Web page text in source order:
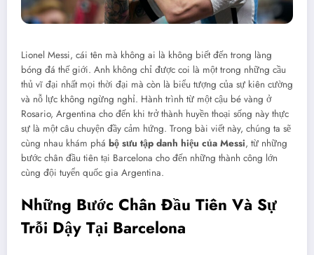
Lionel Messi, cái tên mà không ai là không biết đến trong làng
bóng đá thế giới. Anh không chỉ được coi là một trong những cầu
thủ vĩ đại nhất mọi thời đại mà còn là biểu tượng của sự kiên cường
và nỗ lực không ngừng nghỉ. Hành trình từ một cậu bé vàng ở
Rosario, Argentina cho đến khi trở thành huyền thoại sống này thực
sự là một câu chuyện đầy cảm hứng. Trong bài viết này, chúng ta sẽ
cùng nhau khám phá bộ sưu tập danh hiệu của Messi, từ những
bước chân đầu tiên tại Barcelona cho đến những thành công lớn
cùng đội tuyển quốc gia Argentina.
Những Bước Chân Đầu Tiên Và Sự
Trỗi Dậy Tại Barcelona